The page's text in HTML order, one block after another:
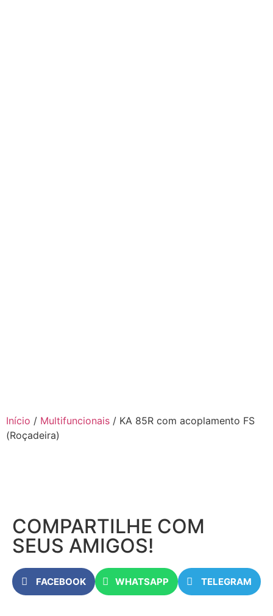
Início / Multifuncionais / KA 85R com acoplamento FS
(Roçadeira)
COMPARTILHE COM
SEUS AMIGOS!
FACEBOOK WHATSAPP TELEGRAM